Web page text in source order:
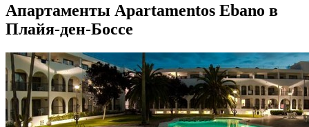
Апартаменты Apartamentos Ebano в
Плайя-ден-Боссе